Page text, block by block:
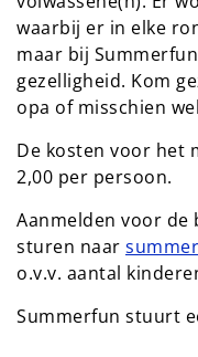
waarbij er in elke
maar bij
gezelligheid. Kom
opa of misschien
De kosten voor het
2,00 per persoon.
Aanmelden voor de
sturen naar
o.v.v. aantal
Summerfun stuurt